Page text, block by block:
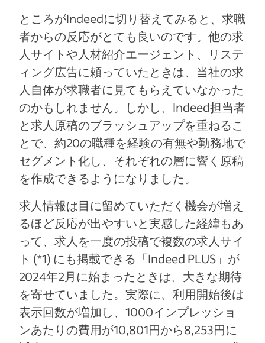
ところがIndeedに切り替えてみると、求職
者からの反応がとても良いのです。他の求
人サイトや人材紹介エージェント、リステ
ィング広告に頼っていたときは、当社の求
人自体が求職者に見てもらえていなかった
のかもしれません。しかし、Indeed担当者
と求人原稿のブラッシュアップを重ねるこ
とで、約20の職種を経験の有無や勤務地で
セグメント化し、それぞれの層に響く原稿
を作成できるようになりました。
求人情報は目に留めていただく機会が増え
るほど反応が出やすいと実感した経緯もあ
って、求人を一度の投稿で複数の求人サイ
ト (*1) にも掲載できる「Indeed PLUS」が
2024年2月に始まったときは、大きな期待
を寄せていました。実際に、利用開始後は
表示回数が増加し、1000インプレッショ
ンあたりの費用が10,801円から8,253円に